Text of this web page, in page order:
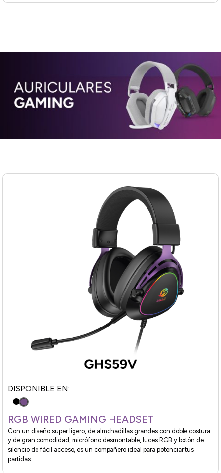
DISPONIBLE EN:
RGB WIRED GAMING HEADSET
Con un diseño super ligero, de almohadillas grandes con doble costura
y de gran comodidad, micrófono desmontable, luces RGB y botón de
silencio de fácil acceso, es un compañero ideal para potenciar tus
partidas.